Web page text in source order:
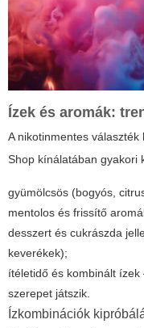
Ízek és aromák:
A nikotinmentes
Shop kínálatában gyakori
gyümölcsös (bogyós,
mentolos és frissítő
desszert és cukrászda
keverékek);
ítéletidő és kombinált
szerepet játszik.
Ízkombinációk